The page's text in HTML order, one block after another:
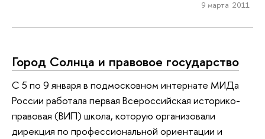
9 марта 2011
Город Солнца и правовое государство
С 5 по 9 января в подмосковном интернате МИДа
России работала первая Всероссийская историко-
правовая (ВИП) школа, которую организовали
дирекция по профессиональной ориентации и